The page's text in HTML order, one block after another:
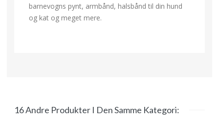
barnevogns pynt, armbånd, halsbånd til din hund
og kat og meget mere.
16 Andre Produkter I Den Samme Kategori: